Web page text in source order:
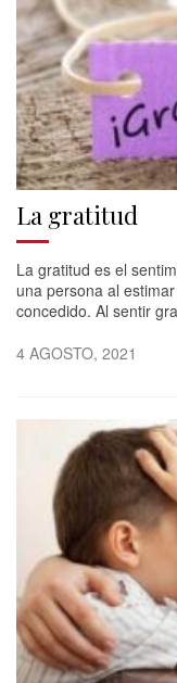
La gratitud
La gratitud es el
una persona al
concedido. Al sentir
4 AGOSTO, 2021